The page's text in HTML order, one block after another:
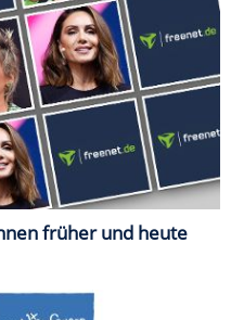
früher und heute